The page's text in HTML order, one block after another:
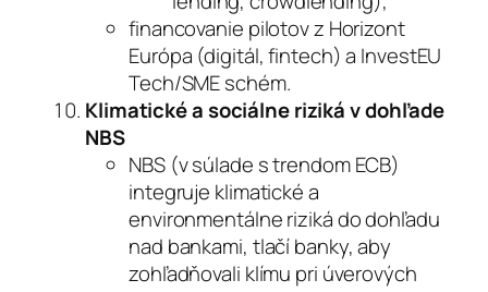
financovanie pilotov z Horizont
Európa (digitál, fintech) a InvestEU
Tech/SME schém.
Klimatické a sociálne riziká v dohľade
NBS
NBS (v súlade s trendom ECB)
integruje klimatické a
environmentálne riziká do dohľadu
nad bankami, tlačí banky, aby
zohľadňovali klímu pri úverových